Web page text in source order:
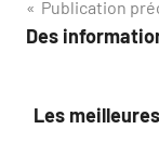
de
Publication
Des
Les